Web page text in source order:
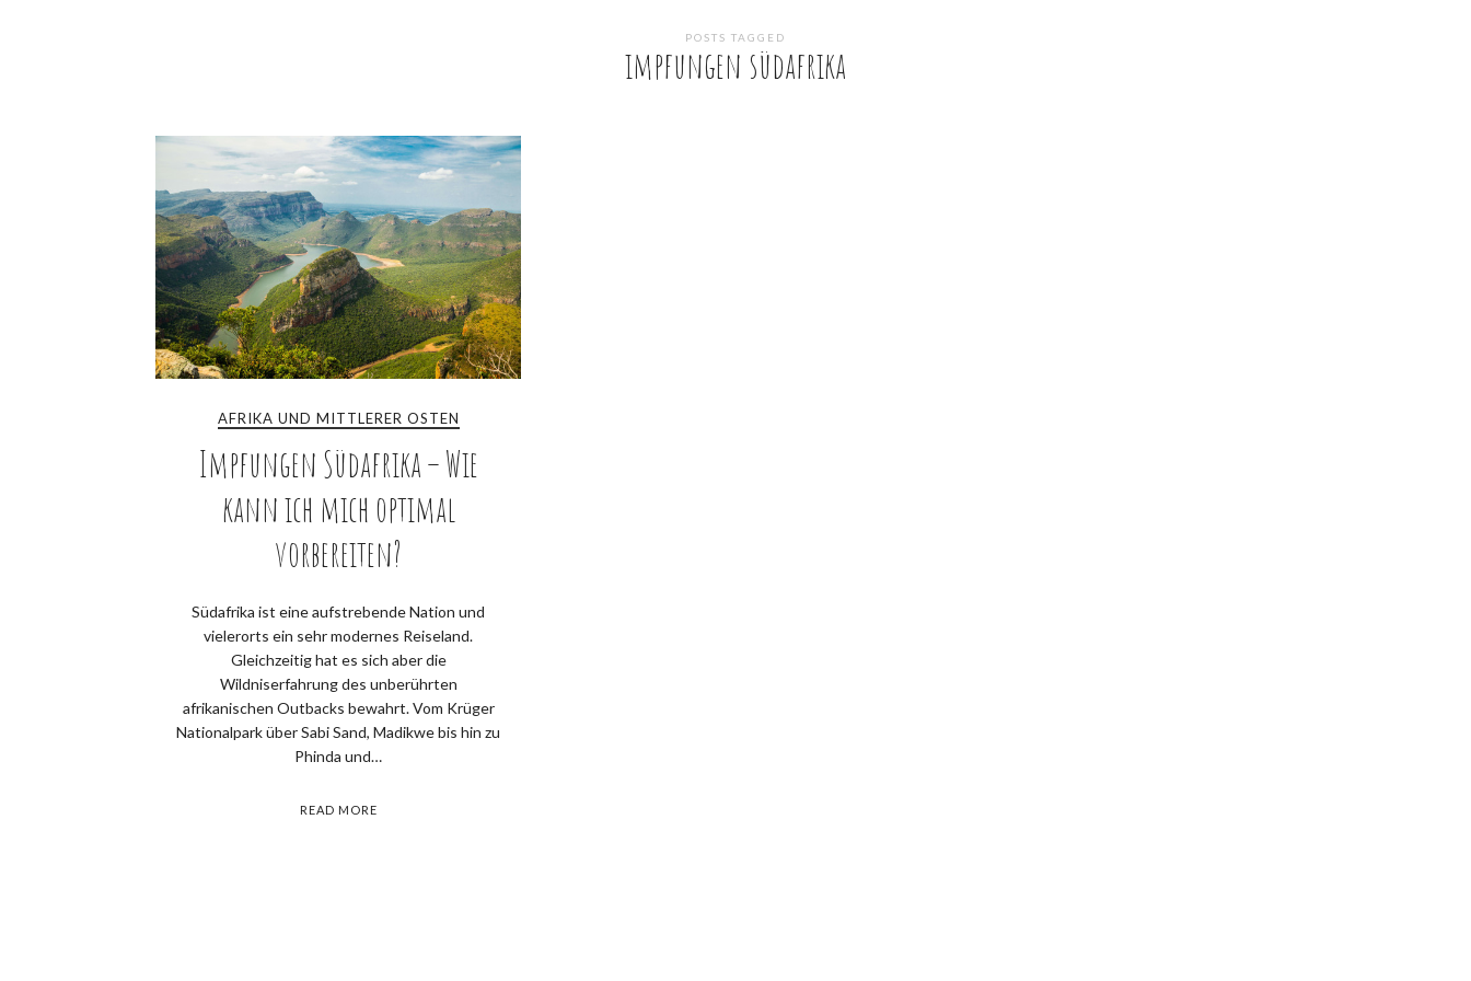
POSTS TAGGED
impfungen südafrika
AFRIKA UND MITTLERER OSTEN
Impfungen Südafrika – Wie
kann ich mich optimal
vorbereiten?
Südafrika ist eine aufstrebende Nation und
vielerorts ein sehr modernes Reiseland.
Gleichzeitig hat es sich aber die
Wildniserfahrung des unberührten
afrikanischen Outbacks bewahrt. Vom Krüger
Nationalpark über Sabi Sand, Madikwe bis hin zu
Phinda und…
READ MORE